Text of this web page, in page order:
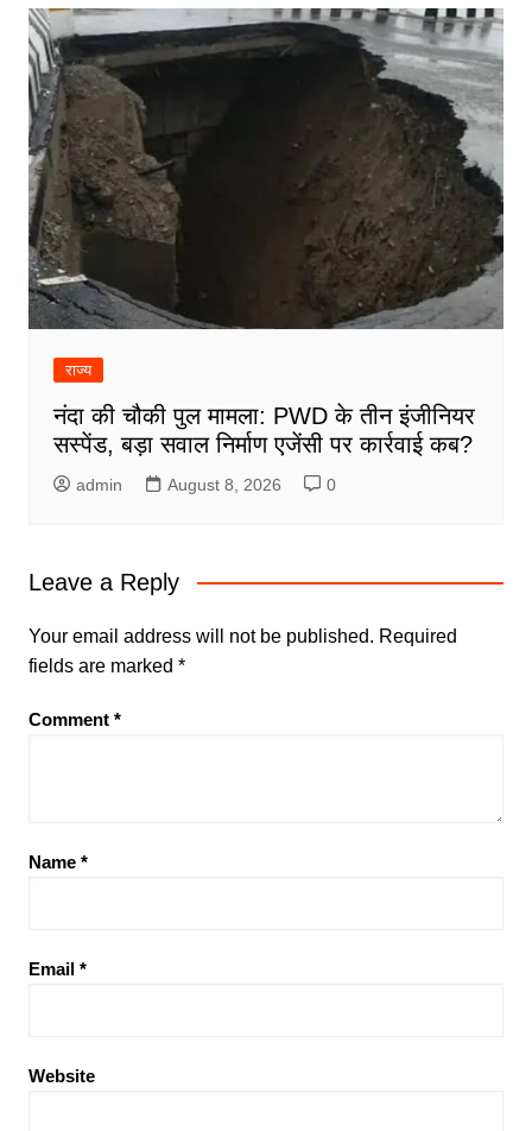
राज्य
नंदा की चौकी पुल मामला: PWD के तीन इंजीनियर
सस्पेंड, बड़ा सवाल निर्माण एजेंसी पर कार्रवाई कब?
admin August 8, 2026 0
Leave a Reply
Your email address will not be published. Required
fields are marked *
Comment *
Name *
Email *
Website